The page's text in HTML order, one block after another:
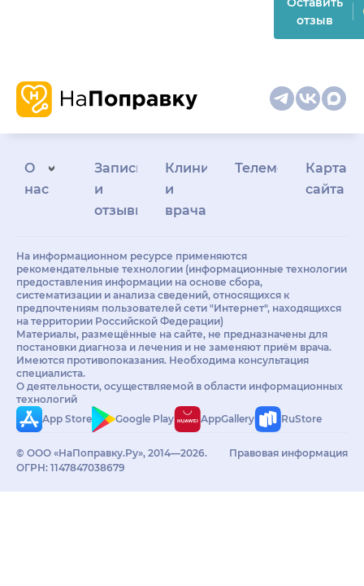
отзыв
О
нас
Запись
и
отзывы
Клиникам
и
врачам
Телемедицина
Карта
сайта
На информационном ресурсе применяются
рекомендательные технологии (информационные технологии
предоставления информации на основе сбора,
систематизации и анализа сведений, относящихся к
предпочтениям пользователей сети "Интернет", находящихся
на территории Российской Федерации)
Материалы, размещённые на сайте, не предназначены для
постановки диагноза и лечения и не заменяют приём врача.
Имеются противопоказания. Необходима консультация
специалиста.
О деятельности, осуществляемой в области информационных
технологий
App Store
Google Play AppGallery RuStore
© ООО «НаПоправку.Ру», 2014—2026.
ОГРН: 1147847038679
Правовая информация